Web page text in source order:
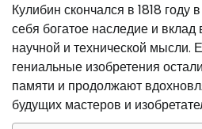
Кулибин скончался в 1818 году
себя богатое наследие и вклад
научной и технической мысли.
гениальные изобретения
памяти и продолжают
будущих мастеров и